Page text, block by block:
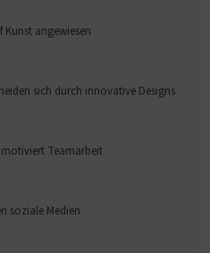
Kunst angewiesen
sich durch innovative Designs
Teamarbeit
soziale Medien